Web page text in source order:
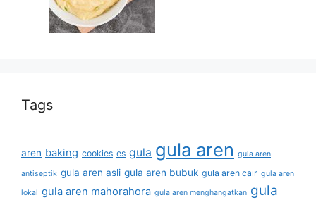
Tags
aren baking cookies es gula gula aren gula aren
antiseptik gula aren asli gula aren bubuk gula aren cair gula aren
lokal gula aren mahorahora gula aren menghangatkan gula